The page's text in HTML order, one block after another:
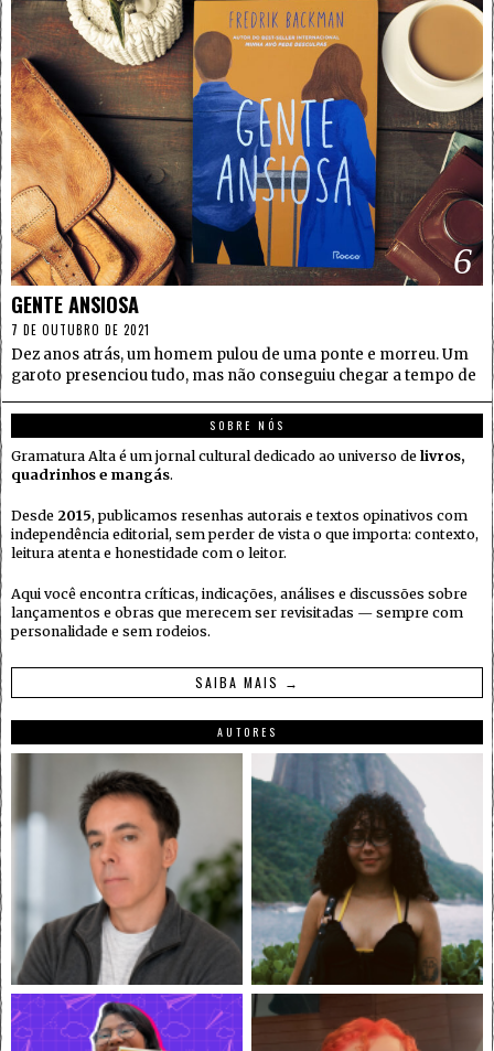
6
GENTE ANSIOSA
7 DE OUTUBRO DE 2021
Dez anos atrás, um homem pulou de uma ponte e morreu. Um
garoto presenciou tudo, mas não conseguiu chegar a tempo de
SOBRE NÓS
Gramatura Alta é um jornal cultural dedicado ao universo de livros,
quadrinhos e mangás.
Desde 2015, publicamos resenhas autorais e textos opinativos com
independência editorial, sem perder de vista o que importa: contexto,
leitura atenta e honestidade com o leitor.
Aqui você encontra críticas, indicações, análises e discussões sobre
lançamentos e obras que merecem ser revisitadas — sempre com
personalidade e sem rodeios.
SAIBA MAIS →
AUTORES